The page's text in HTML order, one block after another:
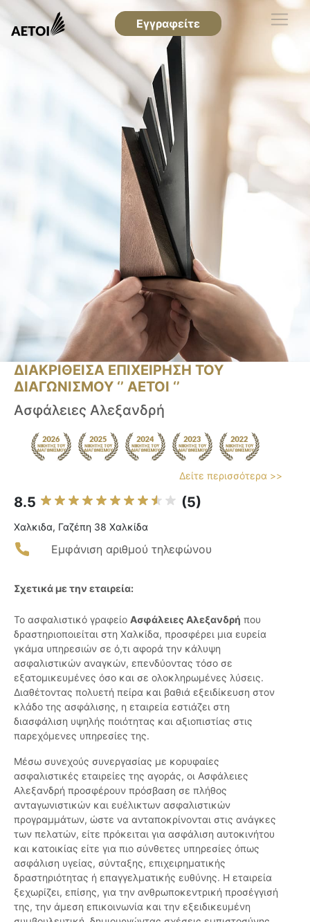
Εγγραφείτε
ΔΙΑΚΡΙΘΕΙΣΑ ΕΠΙΧΕΙΡΗΣΗ ΤΟΥ
ΔΙΑΓΩΝΙΣΜΟΥ ‘’ ΑΕΤΟΙ ‘’
Ασφάλειες Αλεξανδρή
Δείτε περισσότερα >>
8.5 (5)
Χαλκιδα, Γαζέπη 38 Χαλκίδα
Εμφάνιση αριθμού τηλεφώνου
Σχετικά με την εταιρεία:
Το ασφαλιστικό γραφείο Ασφάλειες Αλεξανδρή που
δραστηριοποιείται στη Χαλκίδα, προσφέρει μια ευρεία
γκάμα υπηρεσιών σε ό,τι αφορά την κάλυψη
ασφαλιστικών αναγκών, επενδύοντας τόσο σε
εξατομικευμένες όσο και σε ολοκληρωμένες λύσεις.
Διαθέτοντας πολυετή πείρα και βαθιά εξειδίκευση στον
κλάδο της ασφάλισης, η εταιρεία εστιάζει στη
διασφάλιση υψηλής ποιότητας και αξιοπιστίας στις
παρεχόμενες υπηρεσίες της.
Μέσω συνεχούς συνεργασίας με κορυφαίες
ασφαλιστικές εταιρείες της αγοράς, οι Ασφάλειες
Αλεξανδρή προσφέρουν πρόσβαση σε πλήθος
ανταγωνιστικών και ευέλικτων ασφαλιστικών
προγραμμάτων, ώστε να ανταποκρίνονται στις ανάγκες
των πελατών, είτε πρόκειται για ασφάλιση αυτοκινήτου
και κατοικίας είτε για πιο σύνθετες υπηρεσίες όπως
ασφάλιση υγείας, σύνταξης, επιχειρηματικής
δραστηριότητας ή επαγγελματικής ευθύνης. Η εταιρεία
ξεχωρίζει, επίσης, για την ανθρωποκεντρική προσέγγισή
της, την άμεση επικοινωνία και την εξειδικευμένη